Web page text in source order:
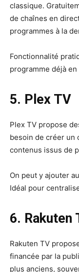
classique.
de chaînes en
programmes à la
Fonctionnalité
programme déjà
5. Plex TV
Plex TV propose
besoin de créer un
contenus issus de
On peut y ajouter
Idéal pour
6. Rakuten
Rakuten TV
financée par la
plus anciens,